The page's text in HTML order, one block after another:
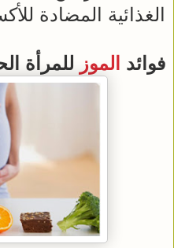
الغذائية المضادة
فوائد الموز للمرأة